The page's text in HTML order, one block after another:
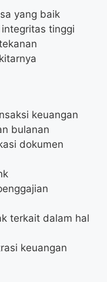
yang baik
tinggi
keuangan
bulanan
dokumen
terkait dalam hal
keuangan